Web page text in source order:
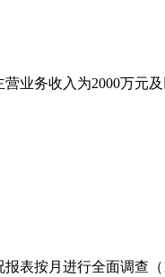
务收入为2000万元及
按月进行全面调查（